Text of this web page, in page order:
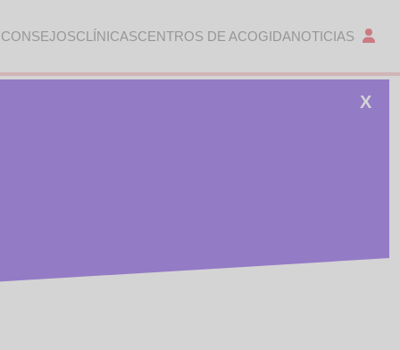
CLÍNICASCENTROS DE ACOGIDANOTICIAS
X